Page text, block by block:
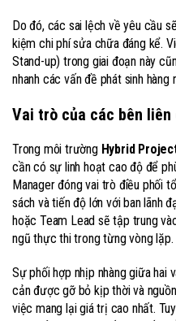
Do đó, các sai lệch về yêu cầu
kiệm chi phí sửa chữa đáng kể.
Stand-up) trong giai đoạn này
nhanh các vấn đề phát sinh hàng
Vai trò của các bên liên
Trong môi trường Hybrid
cần có sự linh hoạt cao độ để
Manager đóng vai trò điều phối
sách và tiến độ lớn với ban lãnh
hoặc Team Lead sẽ tập trung
ngũ thực thi trong từng vòng lặp.
Sự phối hợp nhịp nhàng giữa hai
cản được gỡ bỏ kịp thời và
việc mang lại giá trị cao nhất.